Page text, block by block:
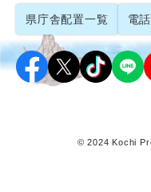
県庁舎配置一覧 電
© 2024 Kochi